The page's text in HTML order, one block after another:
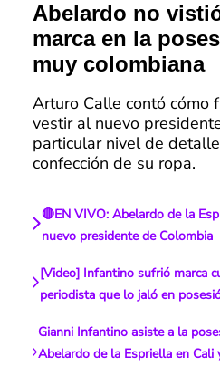
Abelardo no
marca en la
muy colombiana
Arturo Calle contó cómo
vestir al nuevo
particular nivel de
confección de su ropa.
🔴EN VIVO: Abelardo de la
nuevo presidente de Colombia
[Video] Infantino sufrió marca
periodista que lo jaló en
Gianni Infantino asiste a la
Abelardo de la Espriella en